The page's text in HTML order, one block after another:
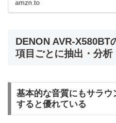
amzn.to
DENON AVR-X580BT
項目ごとに抽出・分析
基本的な音質にもサラ
すると優れている